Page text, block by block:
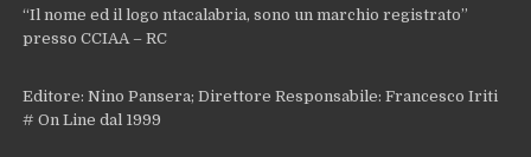
“Il nome ed il logo ntacalabria, sono un marchio registrato”
presso CCIAA – RC
Editore: Nino Pansera; Direttore Responsabile: Francesco Iriti
# On Line dal 1999